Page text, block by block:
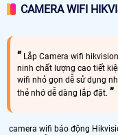
CAMERA WIFI
Lắp Camera wifi
ninh chất lượng cao tiết
wifi nhỏ gọn dễ sử dụng
thẻ nhớ dễ dàng lắp đặt.
camera wifi báo động